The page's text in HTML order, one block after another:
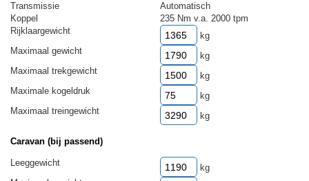
Transmissie
Automatisch
Koppel
235 Nm v.a. 2000 tpm
Rijklaargewicht
kg
Maximaal gewicht
kg
Maximaal trekgewicht
kg
Maximale kogeldruk
kg
Maximaal treingewicht
kg
Caravan (bij passend)
Leeggewicht
kg